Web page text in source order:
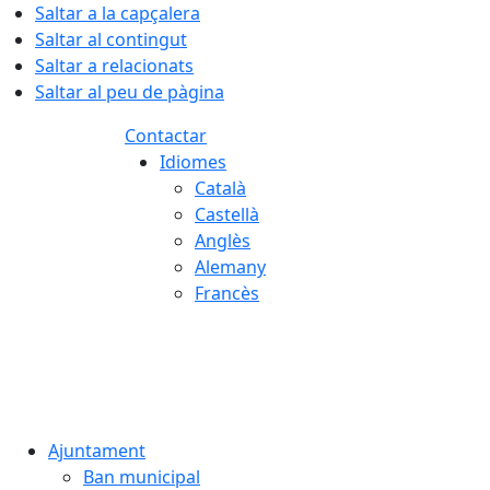
Saltar a la capçalera
Saltar al contingut
Saltar a relacionats
Saltar al peu de pàgina
Contactar
Idiomes
Català
Castellà
Anglès
Alemany
Francès
Ajuntament
Ban municipal